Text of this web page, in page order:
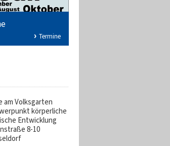
Termine
am Volksgarten
körperliche
Entwicklung
8-10